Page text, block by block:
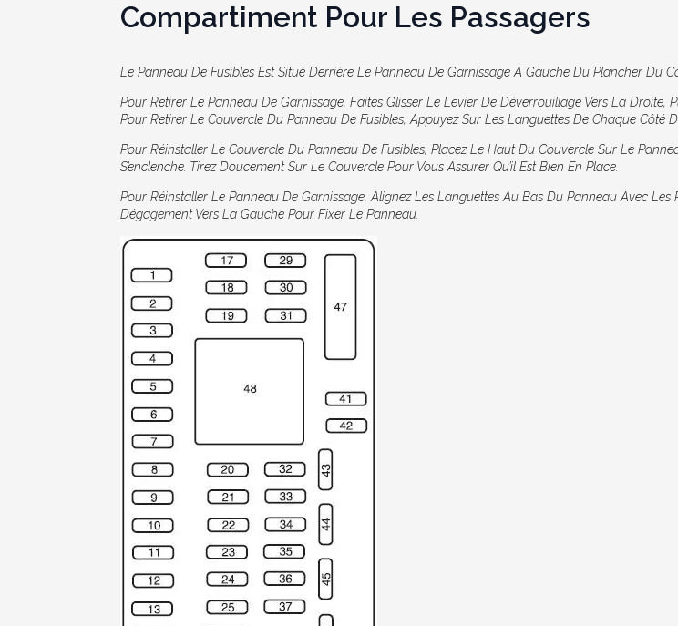
Compartiment Pour Les Passagers
Le Panneau De Fusibles Est Situé Derrière Le Panneau De Garnissage À Gauche Du Plancher Du
Pour Retirer Le Panneau De Garnissage, Faites Glisser Le Levier De Déverrouillage Vers La Droite,
Pour Retirer Le Couvercle Du Panneau De Fusibles, Appuyez Sur Les Languettes De Chaque Côté
Pour Réinstaller Le Couvercle Du Panneau De Fusibles, Placez Le Haut Du Couvercle Sur Le
S’enclenche. Tirez Doucement Sur Le Couvercle Pour Vous Assurer Qu’il Est Bien En Place.
Pour Réinstaller Le Panneau De Garnissage, Alignez Les Languettes Au Bas Du Panneau Avec
Dégagement Vers La Gauche Pour Fixer Le Panneau.